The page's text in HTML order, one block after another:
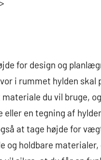
for design og
i rummet hylden skal
du vil bruge,
en tegning af
at tage højde for
og holdbare materialer,